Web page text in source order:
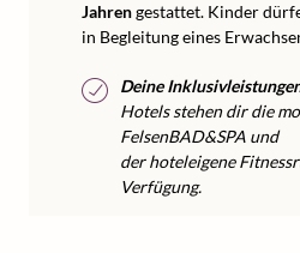
Jahrengestattet. Kinder
in Begleitung eines
Deine
Hotels stehen dir die
FelsenBAD&SPA und
der hoteleigene
Verfügung.